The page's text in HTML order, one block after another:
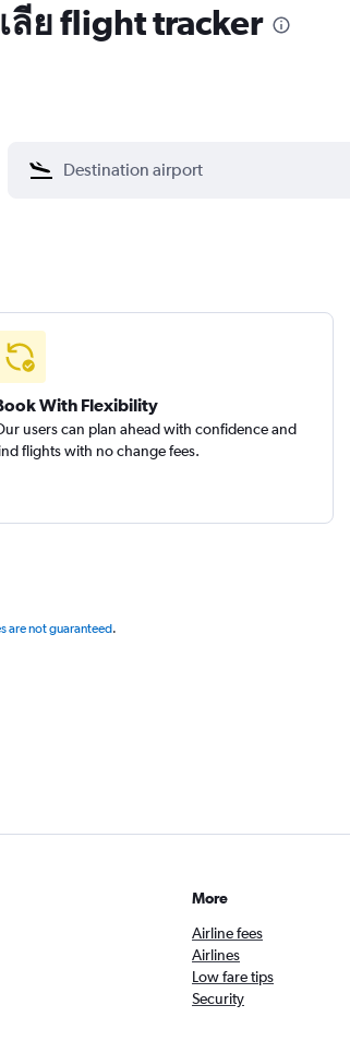
ลีย flight tracker
With Flexibility
users can plan ahead with confidence and
flights with no change fees.
are not guaranteed.
More
Airline fees
Airlines
Low fare tips
Security